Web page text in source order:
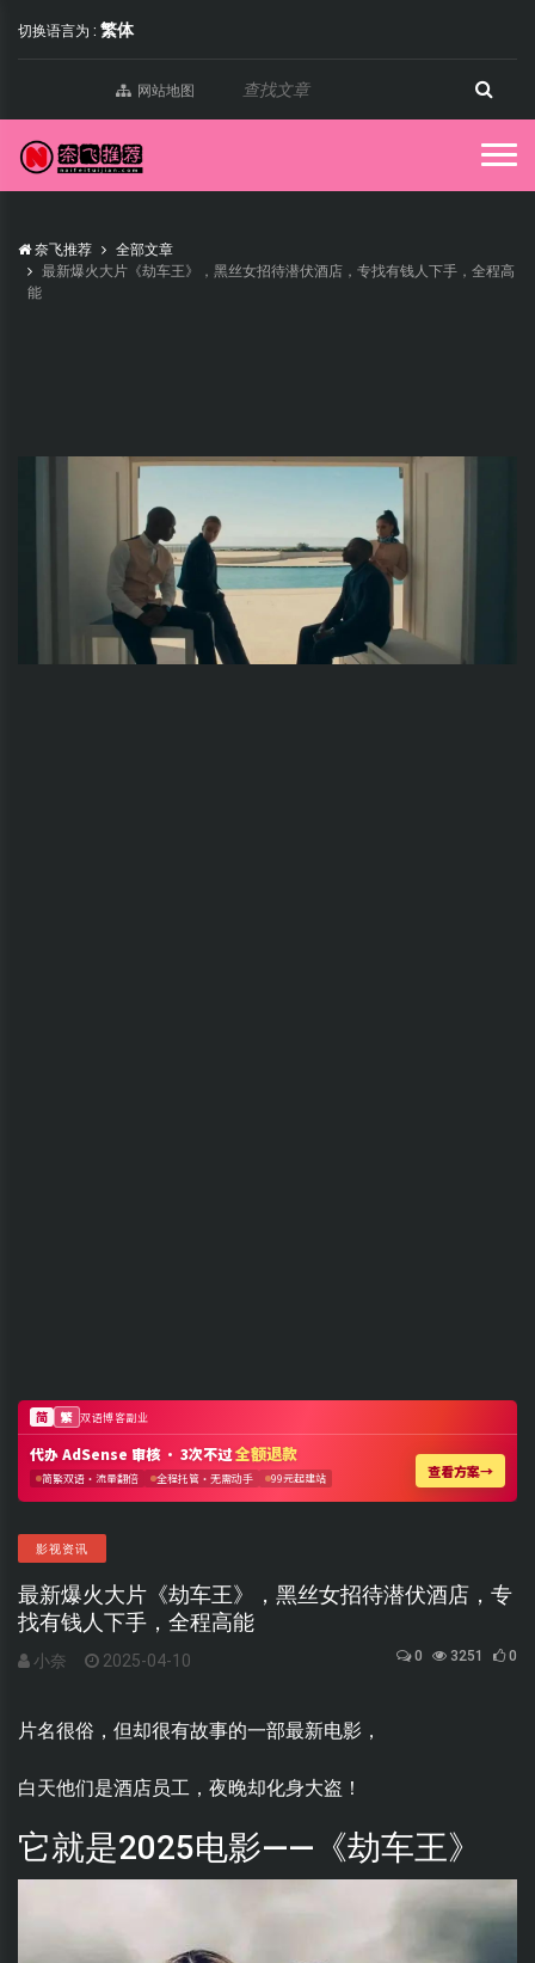
切换语言为 : 繁体
网站地图
奈飞推荐
全部文章
最新爆火大片《劫车王》，黑丝女招待潜伏酒店，专找有钱人下手，全程高
能
影视资讯
最新爆火大片《劫车王》，黑丝女招待潜伏酒店，专
找有钱人下手，全程高能
小奈 2025-04-10 0 3251 0
片名很俗，但却很有故事的一部最新电影，
白天他们是酒店员工，夜晚却化身大盗！
它就是2025电影——《劫车王》